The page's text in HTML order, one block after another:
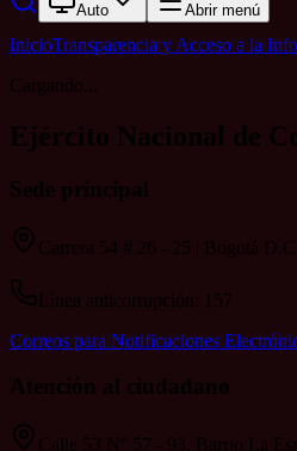
Auto Abrir menú
InicioTransparencia y Acceso a la
Cargando...
Ejército Nacional de
Sede principal
Carrera 54 # 26 - 25 | Bogotá D.C
Línea anticorrupción: 157
Correos para Notificaciones
Atención al ciudadano
Calle 53 N° 57 - 93, Barrio La